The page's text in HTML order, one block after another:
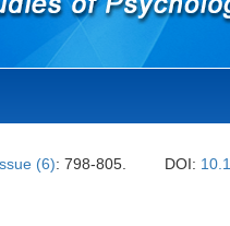
(6): 798-805. DOI: